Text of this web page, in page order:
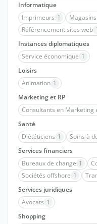
Informatique
Imprimeurs 1
Référencement sites web 1
Instances diplomatiques
Service économique 1
Loisirs
Animation 1
Marketing et RP
Consultants en Marketing
Santé
Diététiciens 1 Soins à
Services financiers
Bureaux de change 1
Sociétés offshore 1
Services juridiques
Avocats 1
Shopping